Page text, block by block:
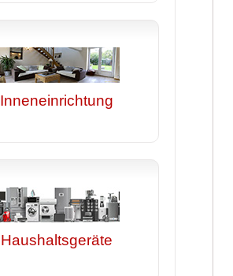
Inneneinrichtung
Haushaltsgeräte